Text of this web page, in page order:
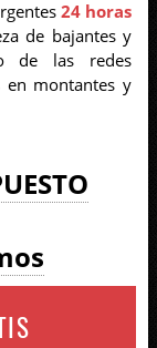
24 horas
de bajantes y
de las redes
en montantes y